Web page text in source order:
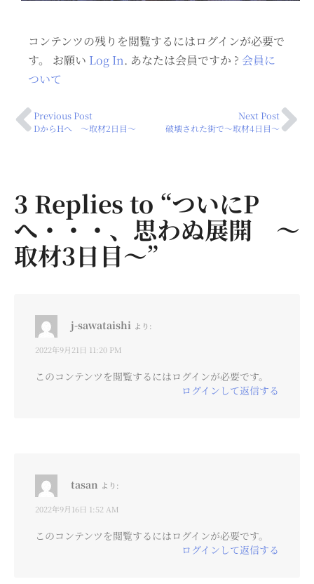
コンテンツの残りを閲覧するにはログインが必要で
す。 お願い Log In. あなたは会員ですか ? 会員に
ついて
Previous Post
DからHへ ～取材2日目〜
Next Post
破壊された街で〜取材4日目〜
3 Replies to “ついにP
へ・・・、思わぬ展開 〜
取材3日目〜”
j-sawataishi より:
2022年9月21日 11:20 PM
このコンテンツを閲覧するにはログインが必要です。
ログインして返信する
tasan より:
2022年9月16日 1:52 AM
このコンテンツを閲覧するにはログインが必要です。
ログインして返信する